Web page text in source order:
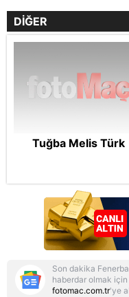
DİĞER
Tuğba Melis Türk
Son dakika
haberdar olmak için
fotomac.com.tr'ye